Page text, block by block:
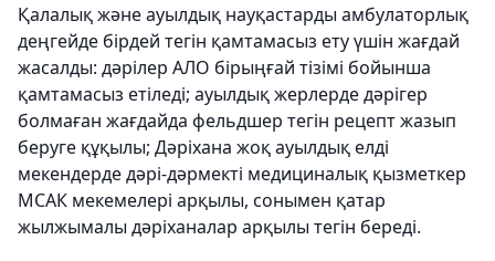
Қалалық және ауылдық науқастарды амбулаторлық
деңгейде бірдей тегін қамтамасыз ету үшін жағдай
жасалды: дәрілер АЛО бірыңғай тізімі бойынша
қамтамасыз етіледі; ауылдық жерлерде дәрігер
болмаған жағдайда фельдшер тегін рецепт жазып
беруге құқылы; Дәріхана жоқ ауылдық елді
мекендерде дәрі-дәрмекті медициналық қызметкер
МСАК мекемелері арқылы, сонымен қатар
жылжымалы дәріханалар арқылы тегін береді.